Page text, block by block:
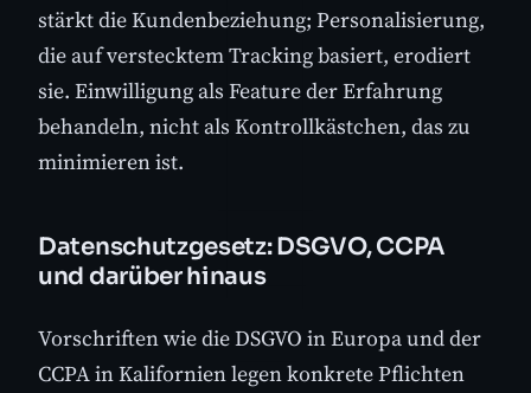
stärkt die Kundenbeziehung; Personalisierung,
die auf verstecktem Tracking basiert, erodiert
sie. Einwilligung als Feature der Erfahrung
behandeln, nicht als Kontrollkästchen, das zu
minimieren ist.
Datenschutzgesetz: DSGVO, CCPA
und darüber hinaus
Vorschriften wie die DSGVO in Europa und der
CCPA in Kalifornien legen konkrete Pflichten